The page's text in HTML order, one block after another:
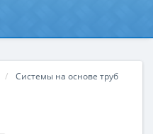
Системы на основе труб